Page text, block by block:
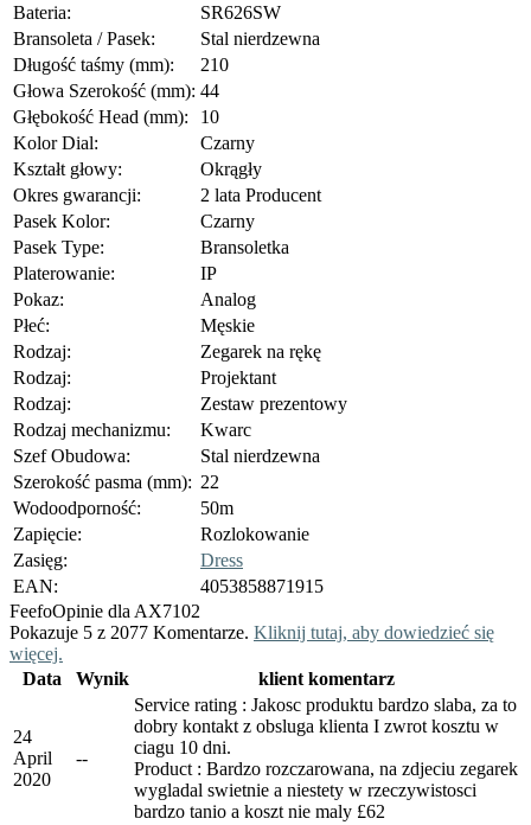
Bateria:
SR626SW
Bransoleta / Pasek:
Stal nierdzewna
Długość taśmy (mm):
210
Głowa Szerokość (mm): 44
Głębokość Head (mm):
10
Kolor Dial:
Czarny
Kształt głowy:
Okrągły
Okres gwarancji:
2 lata Producent
Pasek Kolor:
Czarny
Pasek Type:
Bransoletka
Platerowanie:
IP
Pokaz:
Analog
Płeć:
Męskie
Rodzaj:
Zegarek na rękę
Rodzaj:
Projektant
Rodzaj:
Zestaw prezentowy
Rodzaj mechanizmu:
Kwarc
Szef Obudowa:
Stal nierdzewna
Szerokość pasma (mm): 22
Wodoodporność:
50m
Zapięcie:
Rozlokowanie
Zasięg:
Dress
EAN:
4053858871915
FeefoOpinie dla AX7102
Pokazuje 5 z 2077 Komentarze. Kliknij tutaj, aby dowiedzieć się
więcej.
Data
Wynik klient komentarz
24
April
2020
--
Service rating : Jakosc produktu bardzo slaba, za to
dobry kontakt z obsluga klienta I zwrot kosztu w
ciagu 10 dni.
Product : Bardzo rozczarowana, na zdjeciu zegarek
wygladal swietnie a niestety w rzeczywistosci
bardzo tanio a koszt nie maly £62